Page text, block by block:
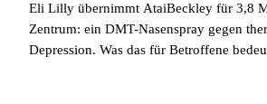
Eli Lilly übernimmt AtaiBeckley für 3,8
Zentrum: ein DMT-Nasenspray gegen
Depression. Was das für Betroffene